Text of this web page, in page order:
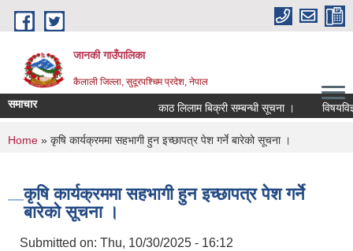
Skip to main content
जानकी गाउँपालिका
कैलाली जिल्ला, सुदूरपश्चिम प्रदेश, नेपाल
समाचार काठ लिलाम बिक्री सम्बन्धी सूचना ।
You are here
Home » कृषि कार्यक्रममा सहभागी हुन इच्छापत्र पेश गर्ने बारेको सूचना ।
कृषि कार्यक्रममा सहभागी हुन इच्छापत्र पेश गर्ने
बारेको सूचना ।
Submitted on: Thu, 10/30/2025 - 16:12